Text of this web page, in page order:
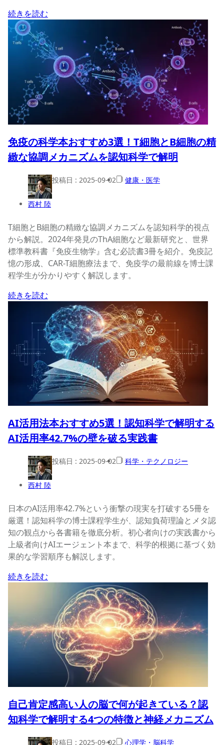
続きを読む
免疫の科学本おすすめ3選！T細胞とB細胞の精
緻な協調メカニズムを認知科学で解明
西村 陸
投稿日 : 2025-09-02 健康・医学
T細胞とB細胞の精緻な協調メカニズムを認知科学的視点
から解説。2024年発見のThA細胞など最新研究と、世界
標準教科書『免疫生物学』含む必読書3冊を紹介。免疫記
憶の形成、CAR-T細胞療法まで、免疫学の最前線を博士課
程学生が分かりやすく解説します。
続きを読む
AI活用法本おすすめ5選！認知科学で解明する
AI活用率42.7%の壁を破る実践書
西村 陸
投稿日 : 2025-09-02 科学・テクノロジー
日本のAI活用率42.7%という衝撃の現実を打破する5冊を
厳選！認知科学の博士課程学生が、認知負荷理論とメタ認
知の観点から各書籍を徹底分析。初心者向けの実践書から
上級者向けAIエージェント本まで、科学的根拠に基づく効
果的な学習順序も解説します。
続きを読む
自己肯定感高い人の脳で何が起きている？認
知科学で解明する4つの特徴と神経メカニズム
投稿日 : 2025-09-02 心理学・脳科学